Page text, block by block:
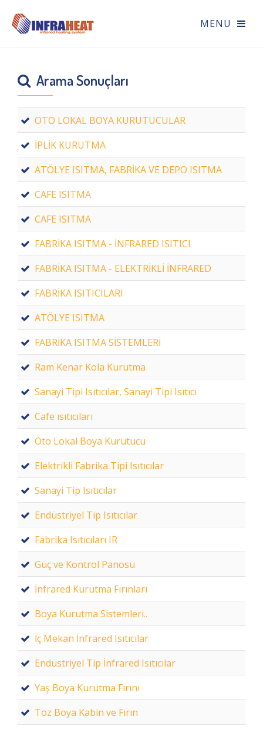
Arama Sonuçları
OTO LOKAL BOYA KURUTUCULAR
İPLİK KURUTMA
ATÖLYE ISITMA, FABRİKA VE DEPO ISITMA
CAFE ISITMA
CAFE ISITMA
FABRİKA ISITMA - İNFRARED ISITICI
FABRİKA ISITMA - ELEKTRİKLİ İNFRARED
FABRİKA ISITICILARI
ATÖLYE ISITMA
FABRİKA ISITMA SİSTEMLERİ
Ram Kenar Kola Kurutma
Sanayi Tipi Isıtıcılar, Sanayi Tipi Isıtıcı
Cafe ısıtıcıları
Oto Lokal Boya Kurutucu
Elektrikli Fabrika Tipi Isıtıcılar
Sanayi Tip Isıtıcılar
Endüstriyel Tip Isıtıcılar
Fabrika Isıtıcıları IR
Güç ve Kontrol Panosu
İnfrared Kurutma Fırınları
Boya Kurutma Sistemleri..
İç Mekan İnfrared Isıtıcılar
Endüstriyel Tip İnfrared Isıtıcılar
Yaş Boya Kurutma Fırını
Toz Boya Kabin ve Fırın